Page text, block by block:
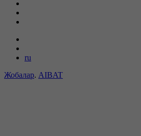
ru
Жобалар. AIBAT